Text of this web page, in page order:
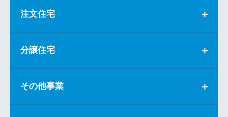
注文住宅
分譲住宅
その他事業